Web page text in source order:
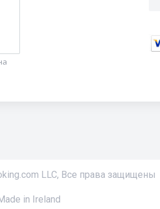
LLC, Все права защищены
in Ireland